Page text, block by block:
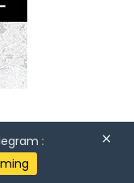
réservés.
Légales
: